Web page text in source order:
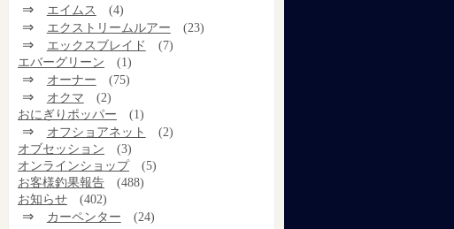
⇒ エイムス (4)
⇒ エクストリームルアー (23)
⇒ エックスブレイド
(7)
エバーグリーン
(1)
⇒ オーナー (75)
⇒ オクマ
(2)
おにぎりポッパー
(1)
⇒ オフショアネット
(2)
オブセッション
(3)
オンラインショップ
(5)
お客様釣果報告
(488)
お知らせ
(402)
⇒ カーペンター
(24)